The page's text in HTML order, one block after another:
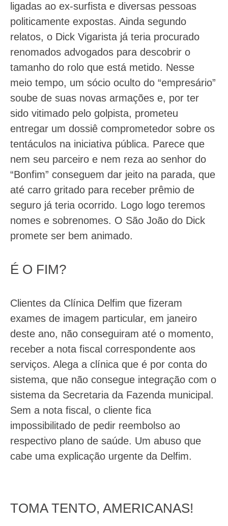
ligadas ao ex-surfista e diversas pessoas
politicamente expostas. Ainda segundo
relatos, o Dick Vigarista já teria procurado
renomados advogados para descobrir o
tamanho do rolo que está metido. Nesse
meio tempo, um sócio oculto do “empresário”
soube de suas novas armações e, por ter
sido vitimado pelo golpista, prometeu
entregar um dossiê comprometedor sobre os
tentáculos na iniciativa pública. Parece que
nem seu parceiro e nem reza ao senhor do
“Bonfim” conseguem dar jeito na parada, que
até carro gritado para receber prêmio de
seguro já teria ocorrido. Logo logo teremos
nomes e sobrenomes. O São João do Dick
promete ser bem animado.
É O FIM?
Clientes da Clínica Delfim que fizeram
exames de imagem particular, em janeiro
deste ano, não conseguiram até o momento,
receber a nota fiscal correspondente aos
serviços. Alega a clínica que é por conta do
sistema, que não consegue integração com o
sistema da Secretaria da Fazenda municipal.
Sem a nota fiscal, o cliente fica
impossibilitado de pedir reembolso ao
respectivo plano de saúde. Um abuso que
cabe uma explicação urgente da Delfim.
TOMA TENTO, AMERICANAS!